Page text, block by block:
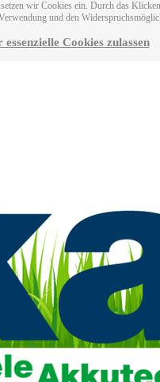
wir Cookies ein. Durch das
und den
essenzielle Cookies zulassen